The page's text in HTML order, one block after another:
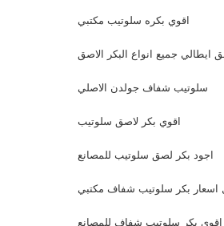
اقوي بكره سلوتيب مكتبي
ايطالي جميع انواع البكر الاصق
سلوتيب شفاف جولدن الاصلي
اقوي بكر لاصق سلوتيب
اجود بكر لصق سلوتيب للمصانع
اسعار بكر سلوتيب شفاف مكتبي
اقوي بكر سلوتيب شفاف للمصانع